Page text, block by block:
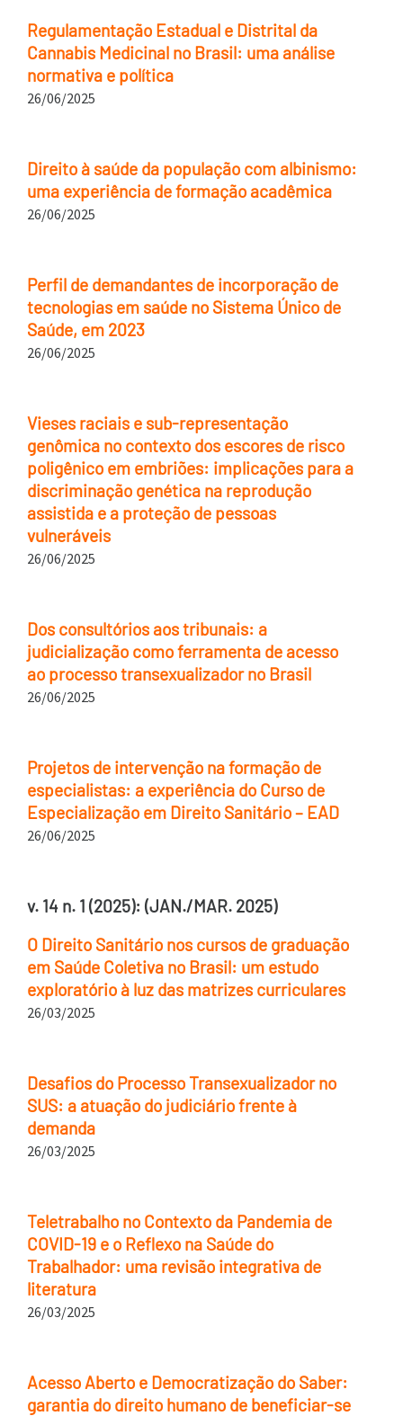
Regulamentação Estadual e Distrital da
Cannabis Medicinal no Brasil: uma análise
normativa e política
26/06/2025
Direito à saúde da população com albinismo:
uma experiência de formação acadêmica
26/06/2025
Perfil de demandantes de incorporação de
tecnologias em saúde no Sistema Único de
Saúde, em 2023
26/06/2025
Vieses raciais e sub-representação
genômica no contexto dos escores de risco
poligênico em embriões: implicações para a
discriminação genética na reprodução
assistida e a proteção de pessoas
vulneráveis
26/06/2025
Dos consultórios aos tribunais: a
judicialização como ferramenta de acesso
ao processo transexualizador no Brasil
26/06/2025
Projetos de intervenção na formação de
especialistas: a experiência do Curso de
Especialização em Direito Sanitário – EAD
26/06/2025
v. 14 n. 1 (2025): (JAN./MAR. 2025)
O Direito Sanitário nos cursos de graduação
em Saúde Coletiva no Brasil: um estudo
exploratório à luz das matrizes curriculares
26/03/2025
Desafios do Processo Transexualizador no
SUS: a atuação do judiciário frente à
demanda
26/03/2025
Teletrabalho no Contexto da Pandemia de
COVID-19 e o Reflexo na Saúde do
Trabalhador: uma revisão integrativa de
literatura
26/03/2025
Acesso Aberto e Democratização do Saber:
garantia do direito humano de beneficiar-se